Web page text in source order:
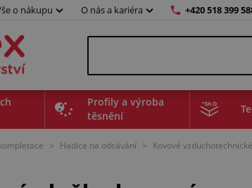
o nákupu O nás a kariéra +420 518 399
Profily a výroba
těsnění
> Hadice na odsávání > Kovové